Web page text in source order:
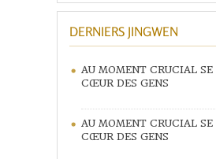
DERNIERS JINGWEN
AU MOMENT CRUCIAL SE
CŒUR DES GENS
AU MOMENT CRUCIAL SE
CŒUR DES GENS